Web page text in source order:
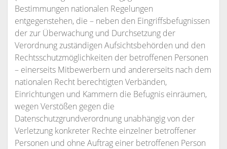
Bestimmungen nationalen Regelungen
entgegenstehen, die – neben den Eingriffsbefugnissen
der zur Überwachung und Durchsetzung der
Verordnung zuständigen Aufsichtsbehörden und den
Rechtsschutzmöglichkeiten der betroffenen Personen
– einerseits Mitbewerbern und andererseits nach dem
nationalen Recht berechtigten Verbänden,
Einrichtungen und Kammern die Befugnis einräumen,
wegen Verstößen gegen die
Datenschutzgrundverordnung unabhängig von der
Verletzung konkreter Rechte einzelner betroffener
Personen und ohne Auftrag einer betroffenen Person